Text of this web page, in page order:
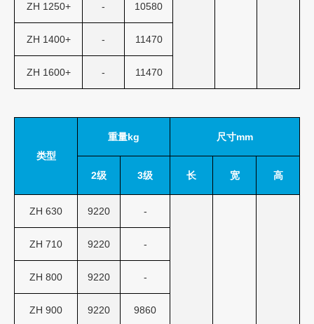
ZH 1250+ - 10580
ZH 1400+ - 11470
ZH 1600+ - 11470
类型
重量kg 尺寸mm
2级 3级 长 宽 高
ZH 630 9220 -
ZH 710 9220 -
ZH 800 9220 -
ZH 900 9220 9860